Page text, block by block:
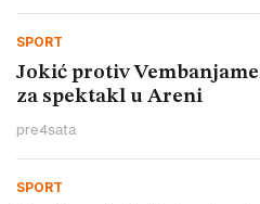
SPORT
Jokić protiv
za spektakl u Areni
pre4sata
SPORT